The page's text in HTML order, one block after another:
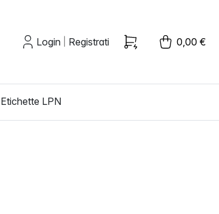
Login Registrati 0,00 €
Etichette LPN